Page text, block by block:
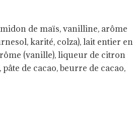
de maïs, vanilline, arôme
karité, colza), lait entier en
(vanille), liqueur de citron
de cacao, beurre de cacao,